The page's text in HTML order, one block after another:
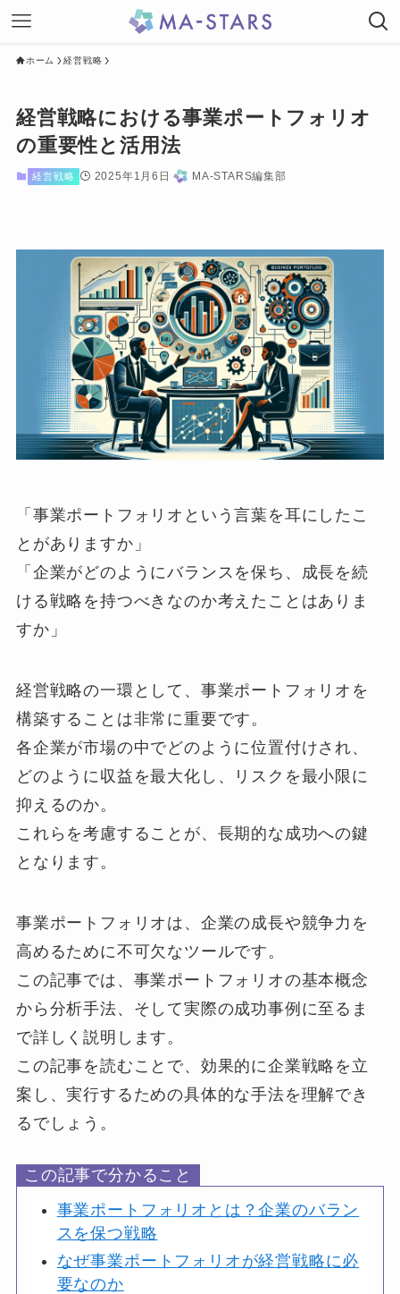
ホーム 経営戦略
経営戦略における事業ポートフォリオ
の重要性と活用法
経営戦略 2025年1月6日 MA-STARS編集部
「事業ポートフォリオという言葉を耳にしたこ
とがありますか」
「企業がどのようにバランスを保ち、成長を続
ける戦略を持つべきなのか考えたことはありま
すか」
経営戦略の一環として、事業ポートフォリオを
構築することは非常に重要です。
各企業が市場の中でどのように位置付けされ、
どのように収益を最大化し、リスクを最小限に
抑えるのか。
これらを考慮することが、長期的な成功への鍵
となります。
事業ポートフォリオは、企業の成長や競争力を
高めるために不可欠なツールです。
この記事では、事業ポートフォリオの基本概念
から分析手法、そして実際の成功事例に至るま
で詳しく説明します。
この記事を読むことで、効果的に企業戦略を立
案し、実行するための具体的な手法を理解でき
るでしょう。
この記事で分かること
事業ポートフォリオとは？企業のバラン
スを保つ戦略
なぜ事業ポートフォリオが経営戦略に必
要なのか